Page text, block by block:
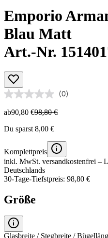
Emporio
Blau Matt
Art.-Nr.
(0)
ab90,80 €98,80 €
Du sparst 8,00 €
Komplettpreis
inkl. MwSt. versandkostenfrei –
Deutschlands
30-Tage-Tiefstpreis: 98,80 €
Größe
Glasbreite / Stegbreite /